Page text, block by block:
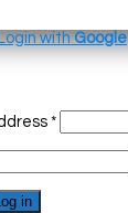
withGoogle
*
in